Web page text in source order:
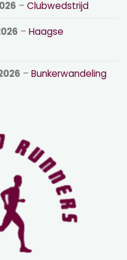
–Clubwedstrijd
–Haagse
–Bunkerwandeling